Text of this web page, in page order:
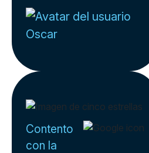
Oscar
Contento
con la